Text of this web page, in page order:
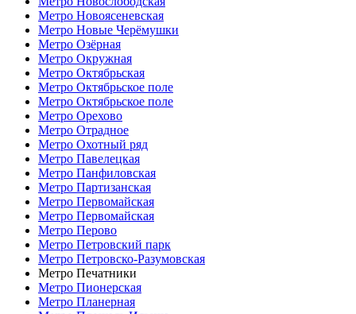
Метро Новоясеневская
Метро Новые Черёмушки
Метро Озёрная
Метро Окружная
Метро Октябрьская
Метро Октябрьское поле
Метро Октябрьское поле
Метро Орехово
Метро Отрадное
Метро Охотный ряд
Метро Павелецкая
Метро Панфиловская
Метро Партизанская
Метро Первомайская
Метро Первомайская
Метро Перово
Метро Петровский парк
Метро Петровско-Разумовская
Метро Печатники
Метро Пионерская
Метро Планерная